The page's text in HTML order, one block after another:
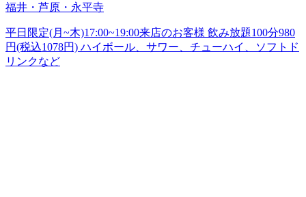
福井・芦原・永平寺
平日限定(月~木)17:00~19:00来店のお客様 飲み放題100分980
円(税込1078円) ハイボール、サワー、チューハイ、ソフトド
リンクなど